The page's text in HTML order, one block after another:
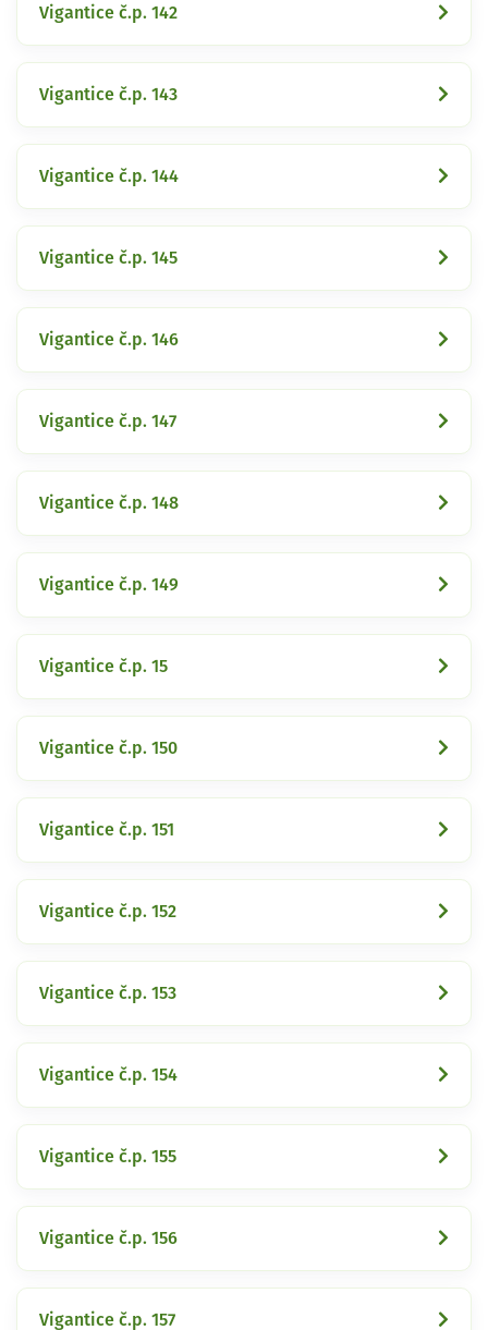
Vigantice č.p. 142
Vigantice č.p. 143
Vigantice č.p. 144
Vigantice č.p. 145
Vigantice č.p. 146
Vigantice č.p. 147
Vigantice č.p. 148
Vigantice č.p. 149
Vigantice č.p. 15
Vigantice č.p. 150
Vigantice č.p. 151
Vigantice č.p. 152
Vigantice č.p. 153
Vigantice č.p. 154
Vigantice č.p. 155
Vigantice č.p. 156
Vigantice č.p. 157